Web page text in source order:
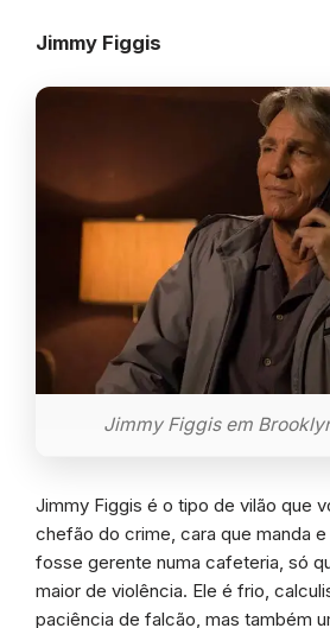
Jimmy Figgis
Jimmy Figgis em
Jimmy Figgis é o tipo de vilão que
chefão do crime, cara que manda
fosse gerente numa cafeteria, só
maior de violência. Ele é frio,
paciência de falcão, mas também